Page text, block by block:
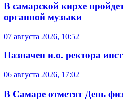
В самарской кирхе
органной музыки
07 августа 2026, 10:52
Назначен и.о. ректора
06 августа 2026, 17:02
В Самаре отметят День